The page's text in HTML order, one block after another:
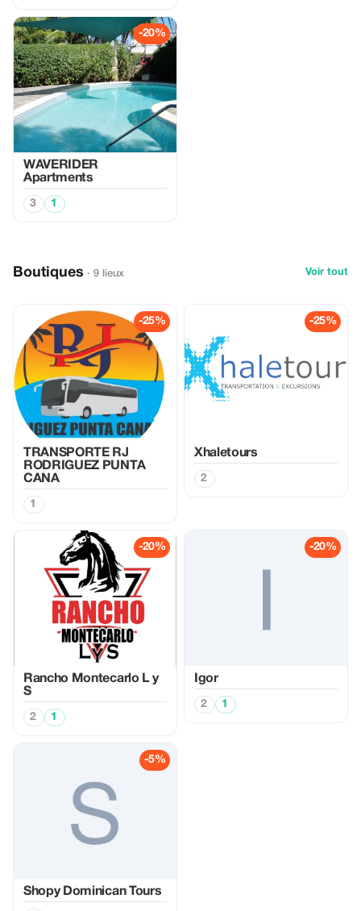
-20%
WAVERIDER
Apartments
3 1
Boutiques · 9 lieux Voir tout
-25%
TRANSPORTE RJ
RODRIGUEZ PUNTA
CANA
1
-25%
Xhaletours
2
-20%
Rancho Montecarlo L y
S
2 1
-20%
Igor
2 1
-5%
Shopy Dominican Tours